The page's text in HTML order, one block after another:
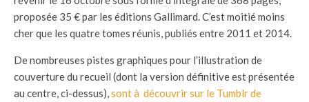
proposée 35 € par les éditions Gallimard. C’est moitié moins
cher que les quatre tomes réunis, publiés entre 2011 et 2014.
De nombreuses pistes graphiques pour l’illustration de
couverture du recueil (dont la version définitive est présentée
au centre, ci-dessus),sont à découvrir sur le Tumblr de